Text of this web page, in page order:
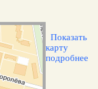
Показать
карту
подробнее